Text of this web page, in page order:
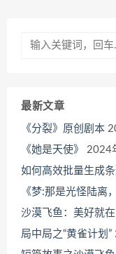
最新文章
《分裂》原创剧本
《她是天使》
2024
如何高效批量生成条
《梦:那是光怪陆离
沙漠飞鱼：美好就在
局中局之“黄雀计划”